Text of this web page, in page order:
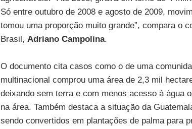
Só entre outubro de 2008 e agosto de 2009,
tomou uma proporção muito grande”, compara o
Brasil, Adriano Campolina.
O documento cita casos como o de uma
multinacional comprou uma área de 2,3 mil
deixando sem terra e com menos acesso à água
na área. Também destaca a situação da
sendo convertidos em plantações de palma para